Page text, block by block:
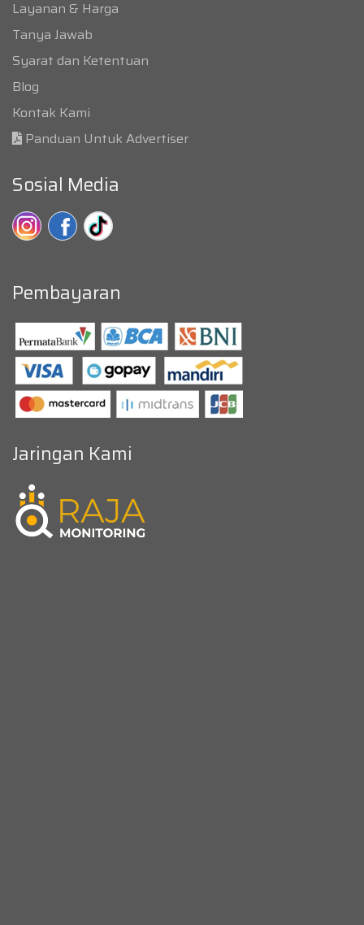
Layanan & Harga
Tanya Jawab
Syarat dan Ketentuan
Blog
Kontak Kami
Panduan Untuk Advertiser
Sosial Media
Pembayaran
Jaringan Kami